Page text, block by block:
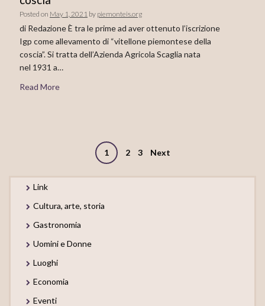
Posted on May 1, 2021 by piemonteis.org
di Redazione È tra le prime ad aver ottenuto l’iscrizione
Igp come allevamento di “vitellone piemontese della
coscia”. Si tratta dell’Azienda Agricola Scaglia nata
nel 1931 a…
Read More
1 2 3 Next
Link
Cultura, arte, storia
Gastronomia
Uomini e Donne
Luoghi
Economia
Eventi